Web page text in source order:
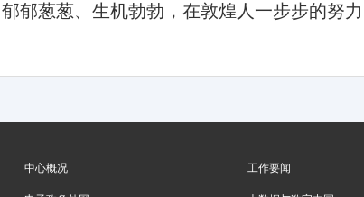
郁郁葱葱、生机勃勃，在敦煌人一步步的努
中心概况 工作要闻